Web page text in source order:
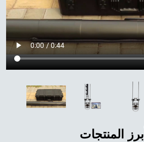
أبرز المنتجات